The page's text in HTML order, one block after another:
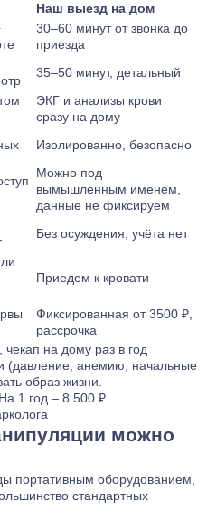
Наш выезд на дом
30–60 минут от звонка до
приезда
35–50 минут, детальный
ЭКГ и анализы крови
сразу на дому
Изолированно, безопасно
Можно под
вымышленным именем,
данные не фиксируем
Без осуждения, учёта нет
Приедем к кровати
Фиксированная от 3500 ₽,
рассрочка
на дому раз в год
(давление, анемию, начальные
образ жизни.
На 1 год – 8 500 ₽
можно
портативным оборудованием,
стандартных